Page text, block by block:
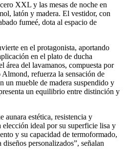
XXL y las mesas de noche en
latón y madera. El vestidor, con
fumeé, dota al espacio de
en el protagonista, aportando
en el plato de ducha
área del lavamanos, compuesta por
refuerza la sensación de
un mueble de madera suspendido y
un equilibrio entre distinción y
aunara estética, resistencia y
ideal por su superficie lisa y
y su capacidad de termoformado,
personalizados”, señalan